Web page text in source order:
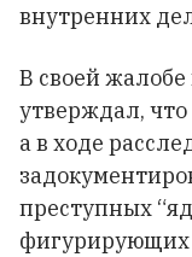
внутренних
В своей жалобе
утверждал,
а в ходе
преступных
фигурирующих